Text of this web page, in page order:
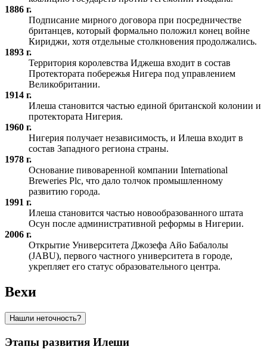
1886 г.
Подписание мирного договора при посредничестве
британцев, который формально положил конец войне
Кириджи, хотя отдельные столкновения продолжались.
1893 г.
Территория королевства Иджеша входит в состав
Протектората побережья Нигера под управлением
Великобритании.
1914 г.
Илеша становится частью единой британской колонии и
протектората Нигерия.
1960 г.
Нигерия получает независимость, и Илеша входит в
состав Западного региона страны.
1978 г.
Основание пивоваренной компании International
Breweries Plc, что дало толчок промышленному
развитию города.
1991 г.
Илеша становится частью новообразованного штата
Осун после административной реформы в Нигерии.
2006 г.
Открытие Университета Джозефа Айо Бабалолы
(JABU), первого частного университета в городе,
укрепляет его статус образовательного центра.
Вехи
Нашли неточность?
Этапы развития Илеши